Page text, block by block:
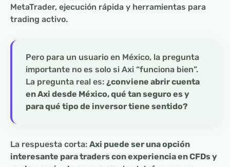
MetaTrader, ejecución rápida y herramientas para
trading activo.
Pero para un usuario en México, la pregunta
importante no es solo si Axi “funciona bien”.
La pregunta real es: ¿conviene abrir cuenta
en Axi desde México, qué tan seguro es y
para qué tipo de inversor tiene sentido?
La respuesta corta: Axi puede ser una opción
interesante para traders con experiencia en CFDs y